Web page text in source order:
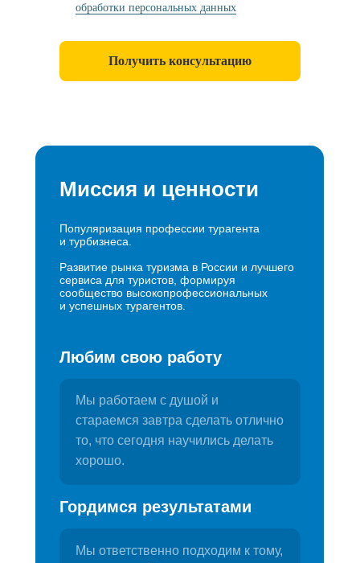
обработки персональных данных
Получить консультацию
Миссия и ценности
Популяризация профессии турагента
и турбизнеса.
Развитие рынка туризма в России и лучшего
сервиса для туристов, формируя
сообщество высокопрофессиональных
и успешных турагентов.
Любим свою работу
Мы работаем с душой и
стараемся завтра сделать отлично
то, что сегодня научились делать
хорошо.
Гордимся результатами
Мы ответственно подходим к тому,